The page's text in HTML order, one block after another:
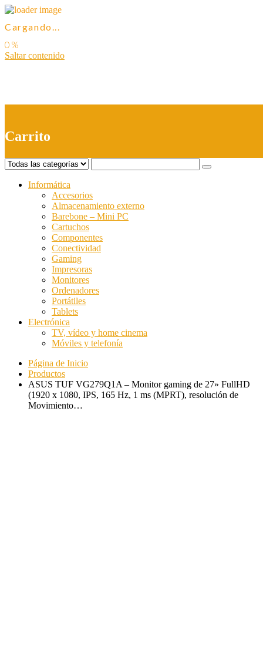
Cargando...
Saltar contenido
Carrito
Informática
Accesorios
Almacenamiento externo
Barebone – Mini PC
Cartuchos
Componentes
Conectividad
Gaming
Impresoras
Monitores
Ordenadores
Portátiles
Tablets
Electrónica
TV, vídeo y home cinema
Móviles y telefonía
Página de Inicio
Productos
ASUS TUF VG279Q1A – Monitor gaming de 27» FullHD
(1920 x 1080, IPS, 165 Hz, 1 ms (MPRT), resolución de
Movimiento…